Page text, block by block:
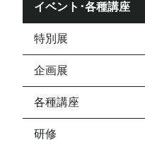
イベント･各種講座
特別展
企画展
各種講座
研修